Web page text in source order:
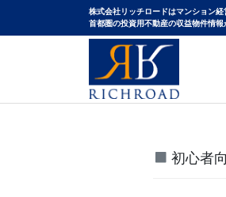
株式会社リッチロードはマンション
⾸都圏の投資⽤不動産の収益物件情報
初心者